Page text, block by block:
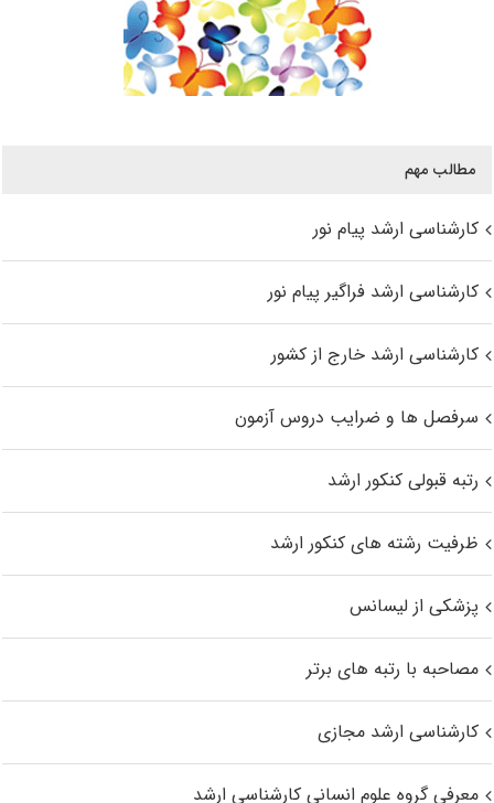
مطالب مهم
کارشناسی ارشد پیام نور
کارشناسی ارشد فراگیر پیام نور
کارشناسی ارشد خارج از کشور
سرفصل ها و ضرایب دروس آزمون
رتبه قبولی کنکور ارشد
ظرفیت رشته های کنکور ارشد
پزشکی از لیسانس
مصاحبه با رتبه های برتر
کارشناسی ارشد مجازی
معرفی گروه علوم انسانی کارشناسی ارشد